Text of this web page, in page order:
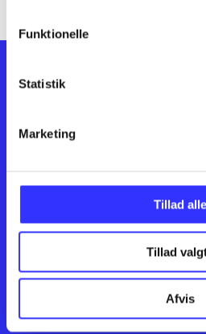
Funktionelle
Statistik
Marketing
Tillad alle
Tillad
Afvis
Kontakt os
English